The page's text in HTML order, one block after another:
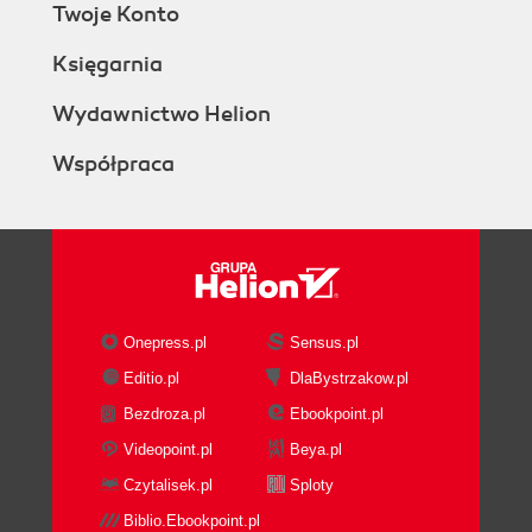
Twoje Konto
Księgarnia
Wydawnictwo Helion
Współpraca
Onepress.pl
Sensus.pl
Editio.pl
DlaBystrzakow.pl
Bezdroza.pl
Ebookpoint.pl
Videopoint.pl
Beya.pl
Czytalisek.pl
Sploty
Biblio.Ebookpoint.pl